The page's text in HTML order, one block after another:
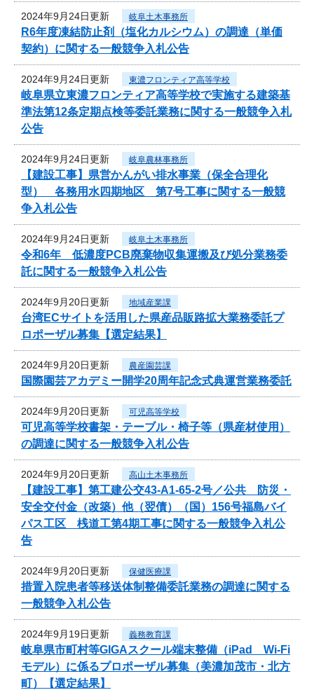
2024年9月24日更新 岐阜土木事務所
R6年度凍結防止剤（塩化カルシウム）の調達（単価
契約）に関する一般競争入札公告
2024年9月24日更新 東濃フロンティア高等学校
岐阜県立東濃フロンティア高等学校で実施する建築基
準法第12条定期点検等委託業務に関する一般競争入札
公告
2024年9月24日更新 岐阜農林事務所
【建設工事】県営かんがい排水事業（保全合理化
型） 各務用水四期地区 第7号工事に関する一般競
争入札公告
2024年9月24日更新 岐阜土木事務所
令和6年 低濃度PCB廃棄物収集運搬及び処分業務委
託に関する一般競争入札公告
2024年9月20日更新 地域産業課
台湾ECサイトを活用した県産品販路拡大業務委託プ
ロポーザル募集【選定結果】
2024年9月20日更新 農産園芸課
国際園芸アカデミー開学20周年記念式典運営業務委託
2024年9月20日更新 可児高等学校
可児高等学校書架・テーブル・椅子等（県産材使用）
の調達に関する一般競争入札公告
2024年9月20日更新 高山土木事務所
【建設工事】第工建公交43-A1-65-2号／公共 防災・
安全交付金（改築）他（翌債）（国）156号福島バイ
パス工区 桟道工第4期工事に関する一般競争入札公
告
2024年9月20日更新 保健医療課
措置入院患者等移送体制整備委託業務の調達に関する
一般競争入札公告
2024年9月19日更新 義務教育課
岐阜県市町村等GIGAスクール端末整備（iPad Wi-Fi
モデル）に係るプロポーザル募集（美濃加茂市・北方
町）【選定結果】